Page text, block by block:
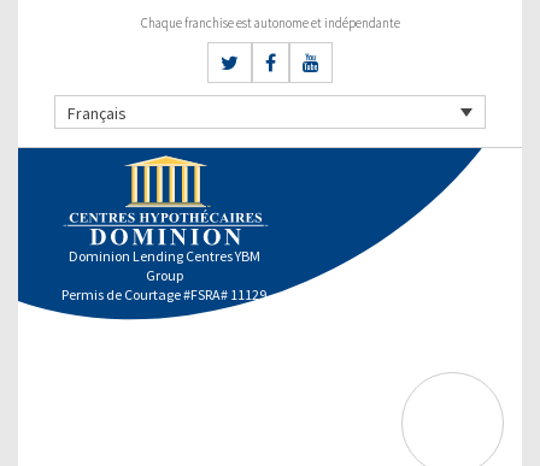
Chaque franchise est autonome et indépendante
Français
Dominion Lending Centres YBM
Group
Permis de Courtage #FSRA# 11129